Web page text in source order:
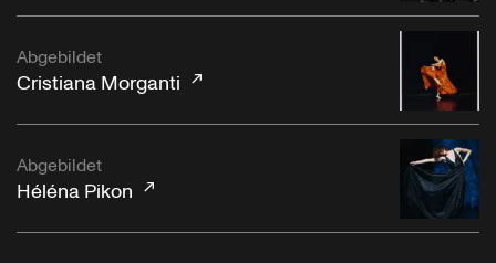
Abgebildet
Cristiana Morganti
Abgebildet
Héléna Pikon